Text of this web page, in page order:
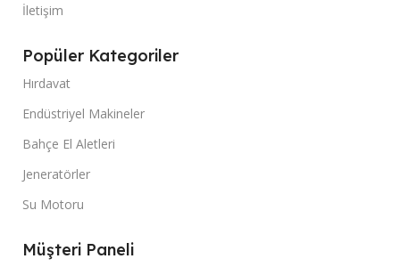
İletişim
Popüler Kategoriler
Hırdavat
Endüstriyel Makineler
Bahçe El Aletleri
Jeneratörler
Su Motoru
Müşteri Paneli